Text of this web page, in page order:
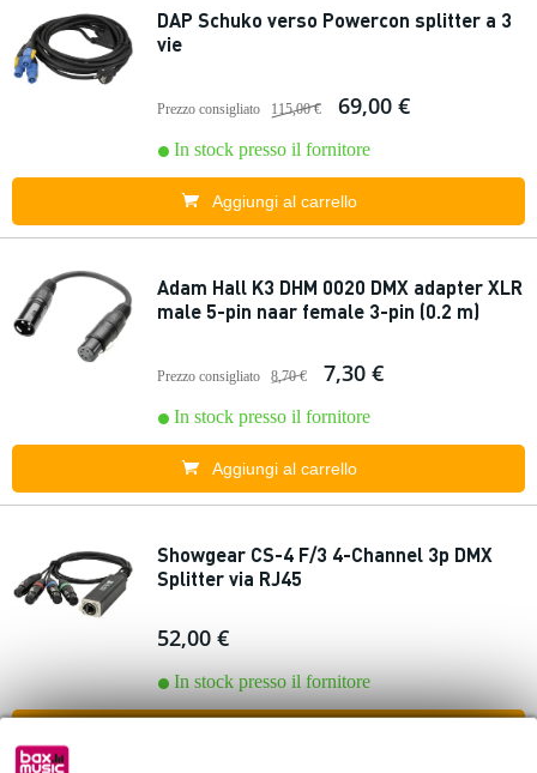
DAP Schuko verso Powercon splitter a 3
vie
Prezzo consigliato 115,00 € 69,00 €
In stock presso il fornitore
Aggiungi al carrello
Adam Hall K3 DHM 0020 DMX adapter XLR
male 5-pin naar female 3-pin (0.2 m)
Prezzo consigliato 8,70 € 7,30 €
In stock presso il fornitore
Aggiungi al carrello
Showgear CS-4 F/3 4-Channel 3p DMX
Splitter via RJ45
52,00 €
In stock presso il fornitore